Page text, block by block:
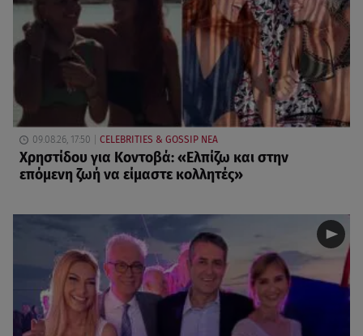
09.08.26, 17:50 CELEBRITIES & GOSSIP ΝΕΑ
Χρηστίδου για Κοντοβά: «Ελπίζω και στην
επόμενη ζωή να είμαστε κολλητές»